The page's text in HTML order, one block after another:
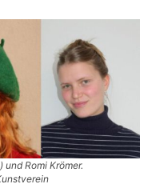
Romi Krömer.